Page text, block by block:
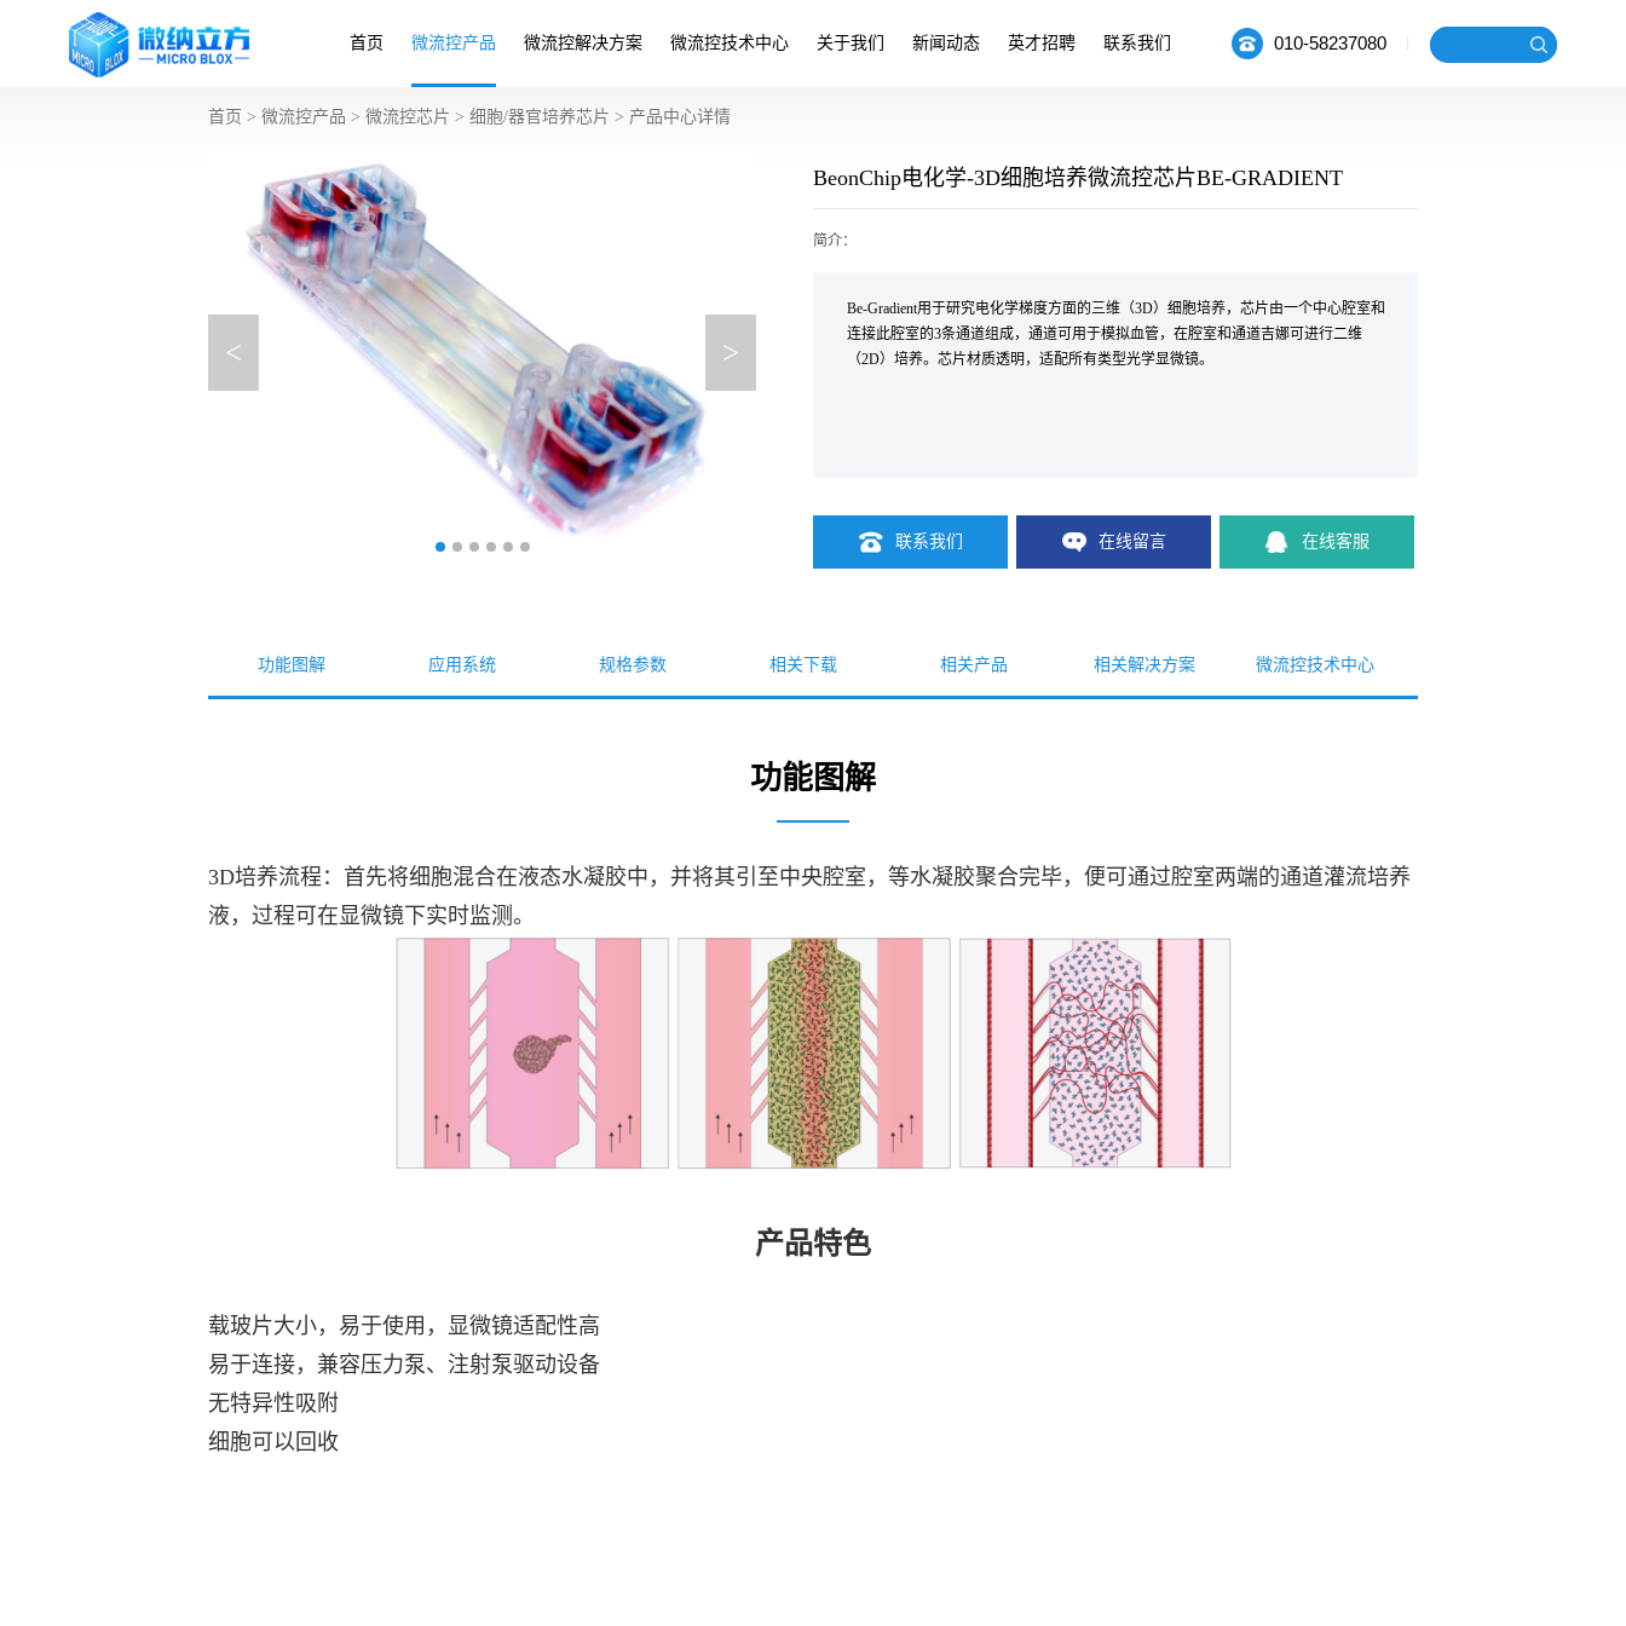
首页 微流控产品 微流控解决方案 微流控技术中心 关于我们 新闻动态 英才招聘 联系我们 010-58237080
首页 > 微流控产品 > 微流控芯片 > 细胞/器官培养芯片 > 产品中心详情
< >
BeonChip电化学-3D细胞培养微流控芯片BE-GRADIENT
简介：
Be-Gradient用于研究电化学梯度方面的三维（3D）细胞培养，芯片由一个中心腔室和
连接此腔室的3条通道组成，通道可用于模拟血管，在腔室和通道吉娜可进行二维
（2D）培养。芯片材质透明，适配所有类型光学显微镜。
联系我们 在线留言 在线客服
功能图解 应用系统 规格参数 相关下载 相关产品 相关解决方案 微流控技术中心
功能图解
3D培养流程：首先将细胞混合在液态水凝胶中，并将其引至中央腔室，等水凝胶聚合完毕，便可通过腔室两端的通道灌流培养
液，过程可在显微镜下实时监测。
产品特色
载玻片大小，易于使用，显微镜适配性高
易于连接，兼容压力泵、注射泵驱动设备
无特异性吸附
细胞可以回收